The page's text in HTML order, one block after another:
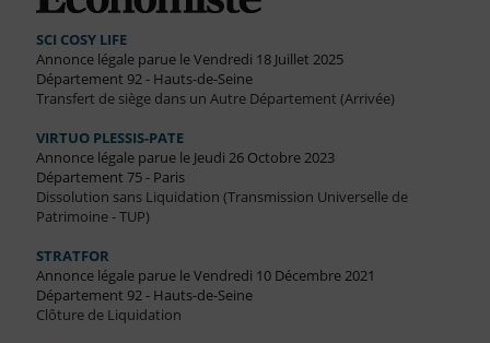
SCI COSY LIFE
Annonce légale parue le Vendredi 18 Juillet 2025
Département 92 - Hauts-de-Seine
Transfert de siège dans un Autre Département (Arrivée)
VIRTUO PLESSIS-PATE
Annonce légale parue le Jeudi 26 Octobre 2023
Département 75 - Paris
Dissolution sans Liquidation (Transmission Universelle de
Patrimoine - TUP)
STRATFOR
Annonce légale parue le Vendredi 10 Décembre 2021
Département 92 - Hauts-de-Seine
Clôture de Liquidation